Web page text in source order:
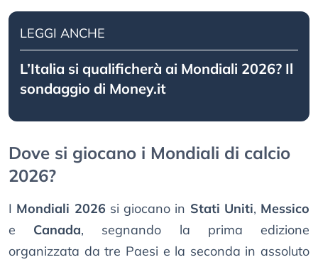
LEGGI ANCHE
L’Italia si qualificherà ai Mondiali 2026? Il
sondaggio di Money.it
Dove si giocano i Mondiali di calcio
2026?
I Mondiali 2026 si giocano in Stati Uniti, Messico
e Canada, segnando la prima edizione
organizzata da tre Paesi e la seconda in assoluto